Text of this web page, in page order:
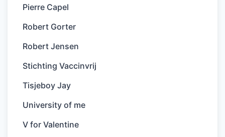
Pierre Capel
Robert Gorter
Robert Jensen
Stichting Vaccinvrij
Tisjeboy Jay
University of me
V for Valentine